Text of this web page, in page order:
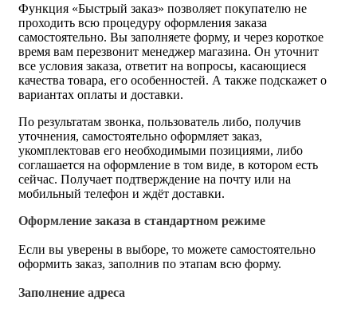
Функция «Быстрый заказ» позволяет покупателю не
проходить всю процедуру оформления заказа
самостоятельно. Вы заполняете форму, и через короткое
время вам перезвонит менеджер магазина. Он уточнит
все условия заказа, ответит на вопросы, касающиеся
качества товара, его особенностей. А также подскажет о
вариантах оплаты и доставки.
По результатам звонка, пользователь либо, получив
уточнения, самостоятельно оформляет заказ,
укомплектовав его необходимыми позициями, либо
соглашается на оформление в том виде, в котором есть
сейчас. Получает подтверждение на почту или на
мобильный телефон и ждёт доставки.
Оформление заказа в стандартном режиме
Если вы уверены в выборе, то можете самостоятельно
оформить заказ, заполнив по этапам всю форму.
Заполнение адреса